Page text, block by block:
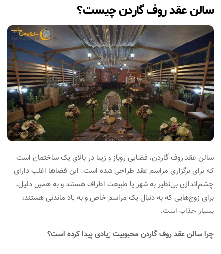
سالن عقد روف گاردن چیست؟
سالن عقد روف گاردن، فضایی روباز و زیبا در بالای یک ساختمان است
که برای برگزاری مراسم عقد طراحی شده است. این فضاها اغلب دارای
چشم‌اندازی بی‌نظیر به شهر یا طبیعت اطراف هستند و به همین دلیل،
برای زوج‌هایی که به دنبال یک مراسم خاص و به یاد ماندنی هستند،
بسیار جذاب است.
چرا سالن عقد روف گاردن محبوبیت زیادی پیدا کرده است؟